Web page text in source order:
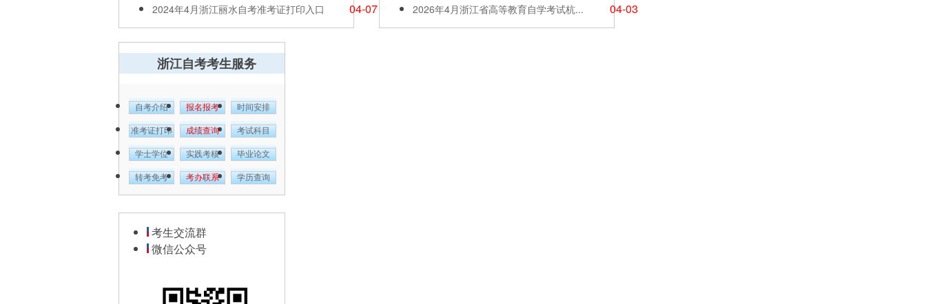
2024年4月浙江丽水自考准考证打印入口 04-07 2026年4月浙江省高等教育自学考试杭... 04-03
浙江自考考生服务
自考介绍 报名报考 时间安排
准考证打印 成绩查询 考试科目
学士学位 实践考核 毕业论文
转考免考 考办联系 学历查询
考生交流群
微信公众号